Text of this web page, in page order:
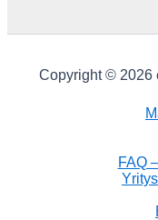
Copyright © 2026
FAQ